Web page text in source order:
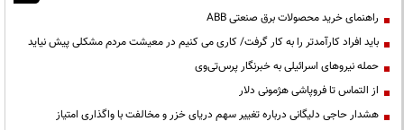
راهنمای خرید محصولات برق صنعتی ABB
باید افراد کارآمدتر را به کار گرفت/ کاری می کنیم در معیشت مردم مشکلی پیش نیاید
حمله نیروهای اسرائیلی به خبرنگار پرس‌تی‌وی
از التماس تا فروپاشی هژمونی دلار
هشدار حاجی دلیگانی درباره تغییر سهم دریای خزر و مخالفت با واگذاری امتیاز